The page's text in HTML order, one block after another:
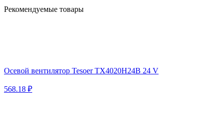
Рекомендуемые товары
Осевой вентилятор Tesoer TX4020H24B 24 V
568.18 ₽